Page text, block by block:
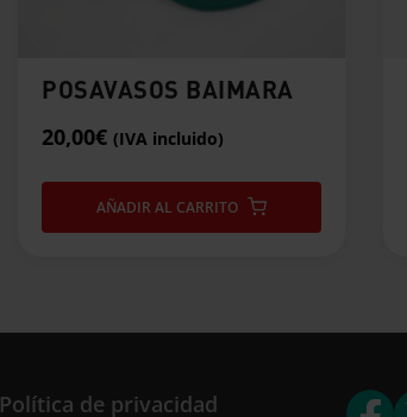
POSAVASOS BAIMARA
20,00€ (IVA incluido)
AÑADIR AL CARRITO
Política de privacidad